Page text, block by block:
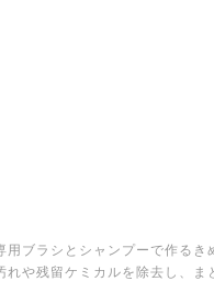
用ブラシとシャンプーで作るき
れや残留ケミカルを除去し、